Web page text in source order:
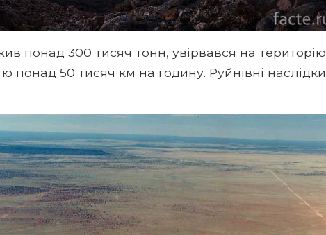
понад 300 тисяч тонн, увірвався на територію
понад 50 тисяч км на годину. Руйнівні наслідки